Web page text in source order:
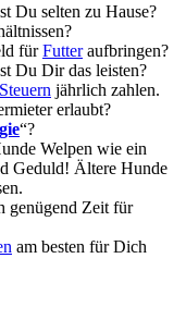
Du selten zu Hause?
fürFutteraufbringen?
Du Dir das leisten?
Steuern jährlich zahlen.
erlaubt?
“?
Welpen wie ein
Geduld! Ältere Hunde
genügend Zeit für
am besten für Dich